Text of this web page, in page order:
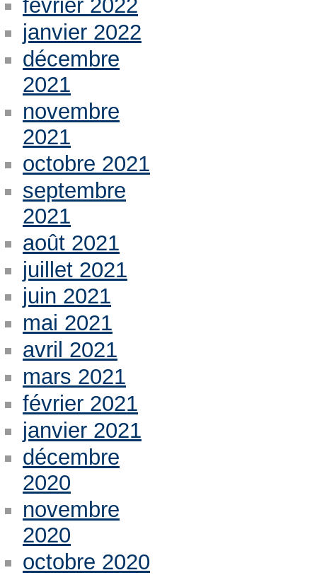
février 2022
janvier 2022
décembre
2021
novembre
2021
octobre 2021
septembre
2021
août 2021
juillet 2021
juin 2021
mai 2021
avril 2021
mars 2021
février 2021
janvier 2021
décembre
2020
novembre
2020
octobre 2020